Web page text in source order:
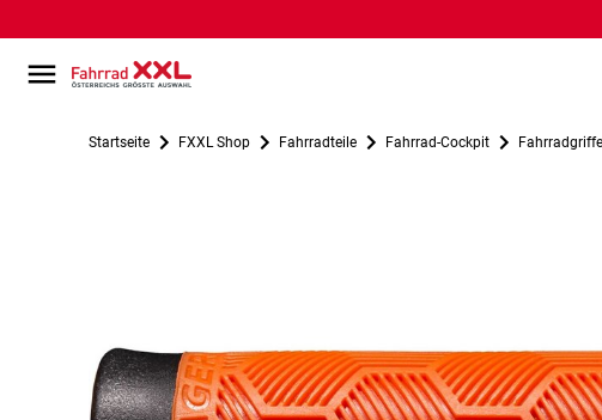
Startseite FXXL Shop Fahrradteile Fahrrad-Cockpit Fahrradgriffe